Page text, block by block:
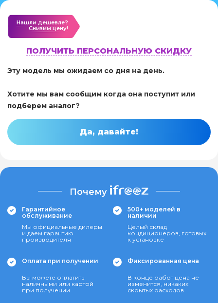
Нашли дешевле?
Cнизим цену!
ПОЛУЧИТЬ ПЕРСОНАЛЬНУЮ СКИДКУ
Эту модель мы ожидаем со дня на день.
Хотите мы вам сообщим когда она поступит или
подберем аналог?
Да, давайте!
Почему
Гарантийное
обслуживание
Мы официальные дилеры
и даем гарантию
производителя
500+ моделей в
наличии
Целый склад
кондиционеров, готовых
к установке
Оплата при получении
Вы можете оплатить
наличными или картой
при получении
Фиксированная цена
В конце работ цена не
изменится, никаких
скрытых расходов